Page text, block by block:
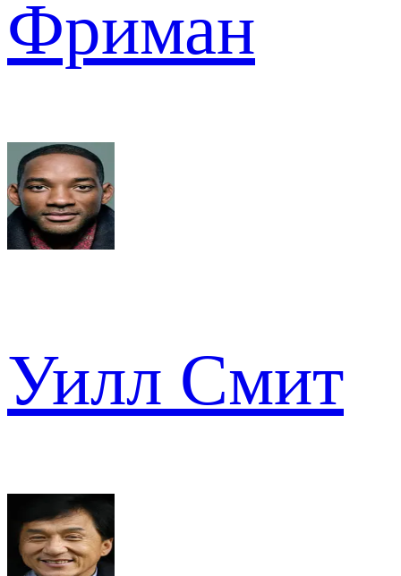
Фриман
Уилл Смит